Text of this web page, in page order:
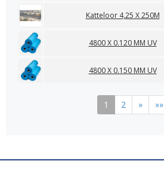
Katteloor 4,25 X 250M
4800 X 0.120 MM UV
4800 X 0.150 MM UV
1 2 » »»